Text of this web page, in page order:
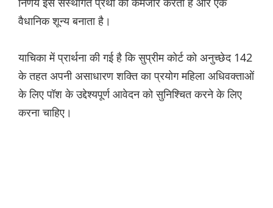
वैधानिक शून्य बनाता है।
याचिका में प्रार्थना की गई है कि सुप्रीम कोर्ट को अनुच्छेद 142
के तहत अपनी असाधारण शक्ति का प्रयोग महिला अधिवक्ताओं
के लिए पॉश के उद्देश्यपूर्ण आवेदन को सुनिश्चित करने के लिए
करना चाहिए।